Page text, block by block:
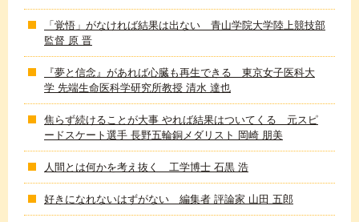
「覚悟」がなければ結果は出ない 青山学院大学陸上競技部
監督 原 晋
『夢と信念』があれば心臓も再生できる 東京女子医科大
学 先端生命医科学研究所教授 清水 達也
焦らず続けることが大事 やれば結果はついてくる 元スピ
ードスケート選手 長野五輪銅メダリスト 岡崎 朋美
人間とは何かを考え抜く 工学博士 石黒 浩
好きになれないはずがない 編集者 評論家 山田 五郎